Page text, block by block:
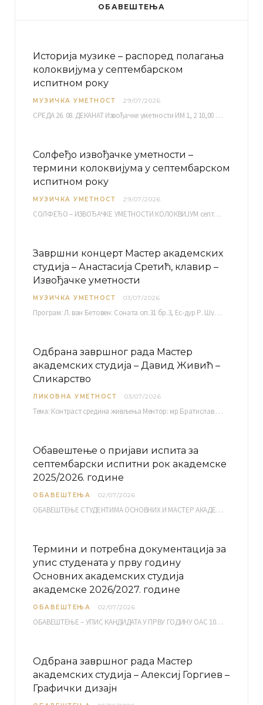
ОБАВЕШТЕЊА
Историја музике – распоред полагања
колоквијума у септембарском
испитном року
МУЗИЧКА УМЕТНОСТ 29/07/2026
СРЕДА 26. 08. ДЕКАНАТ Извођачке уметности ИМ 1, 2 10,00 ИМ 3, 4 10,30 ИМ…
Солфеђо извођачке уметности –
термини колоквијума у септембарском
испитном року
МУЗИЧКА УМЕТНОСТ 29/07/2026
СОЛФЕЂО – ИЗВОЂАЧКЕ УМЕТНОСТИ КОЛОКВИЈУМ септембарски испитни рок четвртак, 03.09.2026. уч. бр. 12 ПИСМЕНИ…
Завршни концерт Мастер академских
студија – Анастасија Сретић, клавир –
Извођачке уметности
МУЗИЧКА УМЕТНОСТ 03/07/2026
Програм: Л. ван Бетовен: Соната оп.31 бр.3, Ес-дур Р. Шуман: Бечки карневал оп.26 К. Дебиси:…
Одбрана завршног рада Мастер
академских студија – Давид Живић –
Сликарство
ЛИКОВНА УМЕТНОСТ 03/07/2026
Тема: Контраст средина живљења Ментор: мр Братислав Башић, редовни професор Среда, 08.07.2026. у…
Обавештење о пријави испита за
септембарски испитни рок академске
2025/2026. године
ОБАВЕШТЕЊА 02/07/2026
ОБАВЕШТЕЊЕ СТУДЕНТИМА ОСНОВНИХ И МАСТЕР АКАДЕМСКИХ СТУДИЈА ЕЛЕКТРОНСКА ПРИЈАВА ИСПИТА за септембарски испитни рок за…
Термини и потребна документација за
упис студената у прву годину
Основних академских студија
академске 2026/2027. године
ОБАВЕШТЕЊА 02/07/2026
ОБАВЕШТЕЊЕ – УПИС КАНДИДАТА У ПРВУ ГОДИНУ ОАС 10, 13, 14, 15. и…
Одбрана завршног рада Мастер
академских студија – Алексиј Горгиев –
Графички дизајн